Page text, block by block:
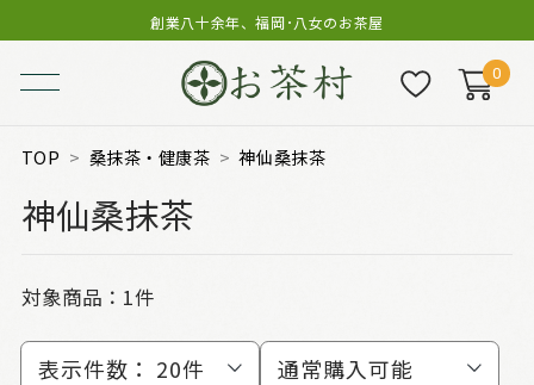
創業八十余年、福岡･八女のお茶屋
0
TOP 桑抹茶・健康茶 神仙桑抹茶
神仙桑抹茶
対象商品： 1件
表示件数： 20件
通常購入可能